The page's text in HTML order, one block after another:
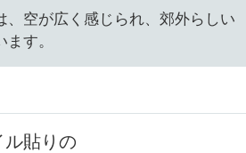
、空が広く感じられ、郊外らしい
す。
ル貼りの